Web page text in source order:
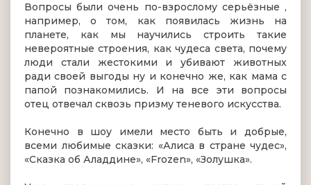
Вопросы были очень по-взрослому серьёзные ,
например, о том, как появилась жизнь на
планете, как мы научились строить такие
невероятные строения, как чудеса света, почему
люди стали жестокими и убивают животных
ради своей выгоды ну и конечно же, как мама с
папой познакомились. И на все эти вопросы
отец отвечал сквозь призму теневого искусства.
Конечно в шоу имели место быть и добрые,
всеми любимые сказки: «Алиса в стране чудес»,
«Cказка об Аладдине», «Frozen», «Золушка».